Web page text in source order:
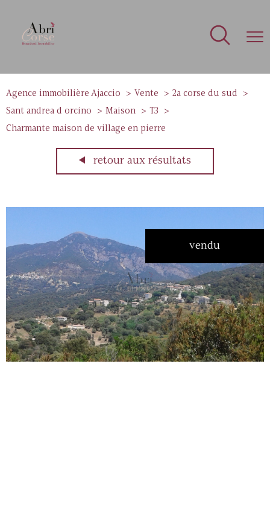
Agence immobilière Ajaccio Vente
2a corse du sud
Sant andrea d orcino
Maison
T3
Charmante maison de village en pierre
retour aux résultats
vendu